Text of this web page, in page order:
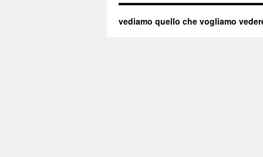
vediamo quello che vogliamo